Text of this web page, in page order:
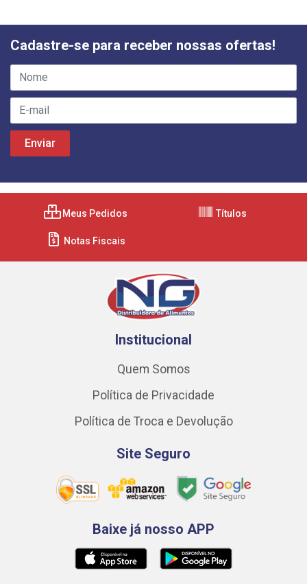
Cadastre-se para receber nossas ofertas!
Meus Pedidos Títulos
Notas Fiscais
Institucional
Quem Somos
Política de Privacidade
Política de Troca e Devolução
Site Seguro
Baixe já nosso APP